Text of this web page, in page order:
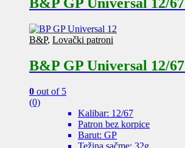
B&P, Lovački patroni
B&P GP Universal 12/
0 out of 5
(0)
Kalibar: 12/67
Patron bez korpice
Barut: GP
Težina sačme: 32g